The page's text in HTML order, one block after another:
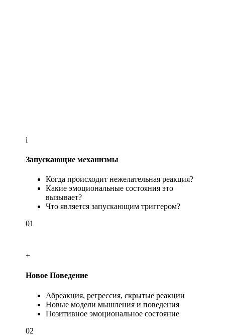
i
Запускающие механизмы
Когда происходит нежелательная реакция?
Какие эмоциональные состояния это
вызывает?
Что является запускающим триггером?
01
+
Новое Поведение
Абреакция, регрессия, скрытые реакции
Новые модели мышления и поведения
Позитивное эмоциональное состояние
02